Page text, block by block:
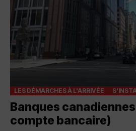
LES DÉMARCHES À L'ARRIVÉE
Banques
compte bancaire)